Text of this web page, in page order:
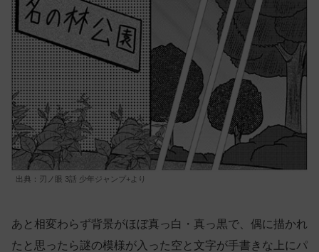
出典：刃ノ眼 3話 少年ジャンプ+より
あと相変わらず背景がほぼ真っ白・真っ黒で、偶に描かれ
たと思ったら謎の模様が入った空と文字が手書きな上にパ